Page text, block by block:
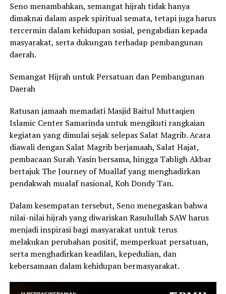
Seno menambahkan, semangat hijrah tidak hanya
dimaknai dalam aspek spiritual semata, tetapi juga harus
tercermin dalam kehidupan sosial, pengabdian kepada
masyarakat, serta dukungan terhadap pembangunan
daerah.
Semangat Hijrah untuk Persatuan dan Pembangunan
Daerah
Ratusan jamaah memadati Masjid Baitul Muttaqien
Islamic Center Samarinda untuk mengikuti rangkaian
kegiatan yang dimulai sejak selepas Salat Magrib. Acara
diawali dengan Salat Magrib berjamaah, Salat Hajat,
pembacaan Surah Yasin bersama, hingga Tabligh Akbar
bertajuk The Journey of Muallaf yang menghadirkan
pendakwah mualaf nasional, Koh Dondy Tan.
Dalam kesempatan tersebut, Seno menegaskan bahwa
nilai-nilai hijrah yang diwariskan Rasulullah SAW harus
menjadi inspirasi bagi masyarakat untuk terus
melakukan perubahan positif, memperkuat persatuan,
serta menghadirkan keadilan, kepedulian, dan
kebersamaan dalam kehidupan bermasyarakat.